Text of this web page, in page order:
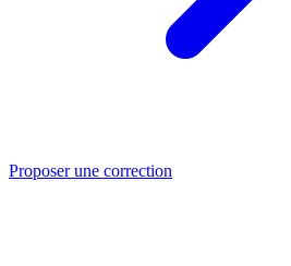
Proposer une correction